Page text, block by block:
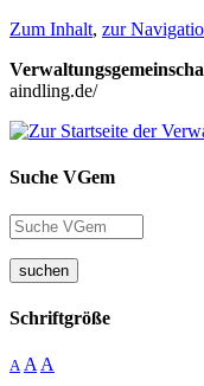
Zum Inhalt, zur
aindling.de/
Suche VGem
suchen
Schriftgröße
A A A